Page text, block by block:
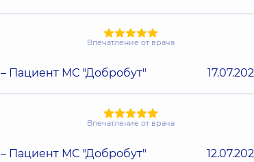
Впечатление от врача
– Пациент МС "Добробут"
Впечатление от врача
– Пациент МС "Добробут"